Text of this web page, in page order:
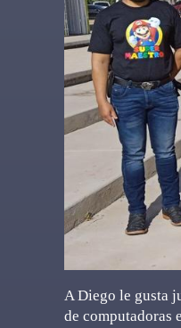
A Diego le gusta
de computadoras